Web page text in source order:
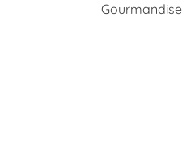
Gourmandise